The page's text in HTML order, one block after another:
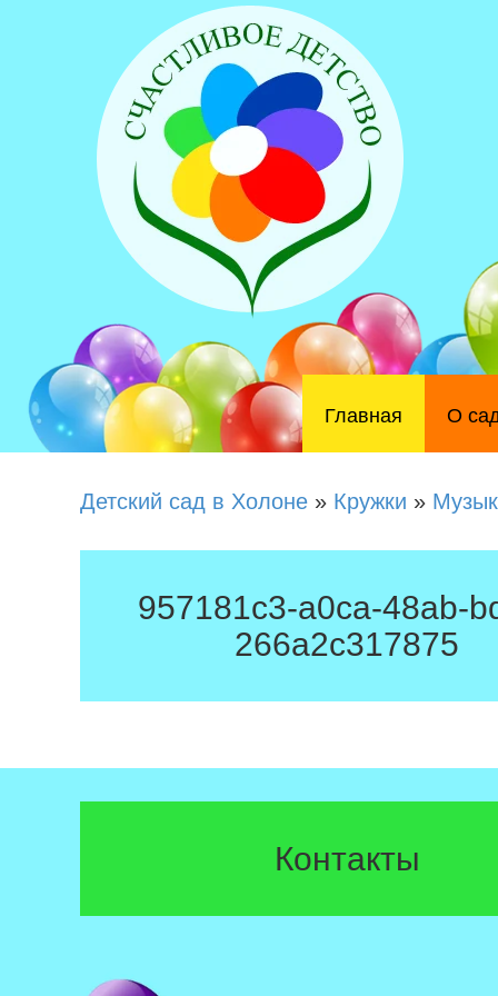
Главная О
Детский сад в Холоне » Кружки »
957181c3-a0ca-48ab-
266a2c317875
Контакты